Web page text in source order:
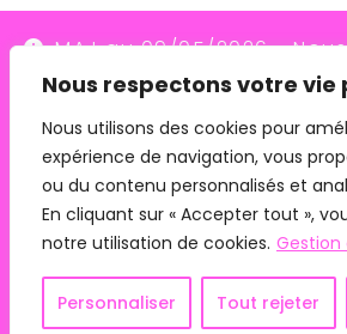
Nous respectons votre vie
Nous utilisons des cookies pour
expérience de navigation, vous
ou du contenu personnalisés et
En cliquant sur « Accepter tout »,
notre utilisation de cookies. Gestion
Personnaliser Tout rejeter
MAJ au 09/05/2026 -
plus le transporteur Relais
redressement judiciaire le
n'assurent plus les
07/05/26). Pour les
remise en main propre,
contacter directement.
Ignorer
Copyright 2024 - Phyto